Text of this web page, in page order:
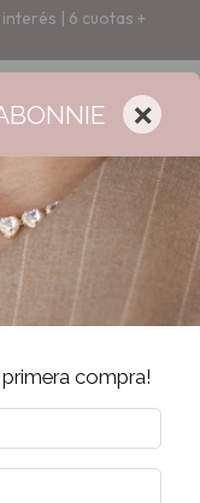
| 6 cuotas +
×
compra!